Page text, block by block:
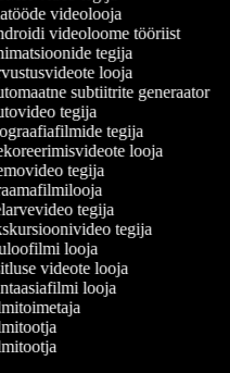
videolooja
videoloome tööriist
tegija
looja
subtiitrite generaator
tegija
tegija
looja
tegija
tegija
tegija
looja
videote looja
looja